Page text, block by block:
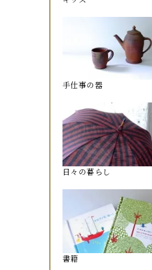
手仕事の器
日々の暮らし
書籍